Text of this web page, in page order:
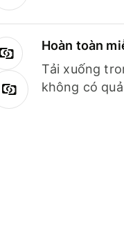
Hoàn toàn
Tải xuống
không có